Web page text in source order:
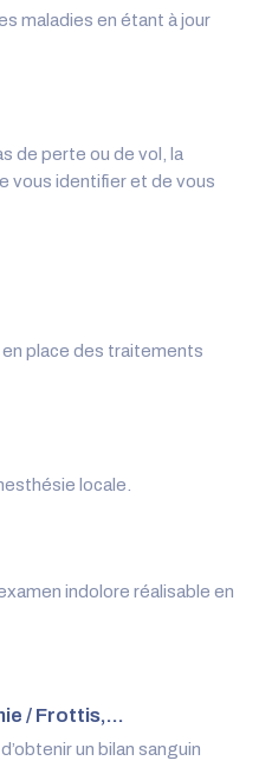
maladies en étant à jour
de perte ou de vol, la
vous identifier et de vous
place des traitements
locale.
indolore réalisable en
/ Frottis,...
un bilan sanguin